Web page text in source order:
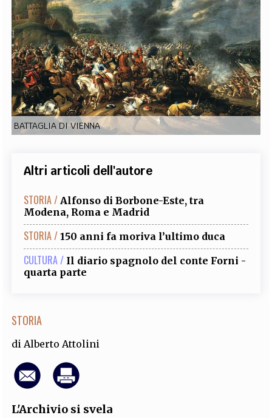
TEAM
FILODIRITTO REDAZIONE COMITATO SCIENTIFICO AUTORI CURATORI
FOTOGRAFI PARTNER COLLABORA CON NOI
EXTRA
CODICI RUBRICHE LIBRI PROCEEDINGS PUBBLICITÀ CONTATTI
SOCIAL MEDIA
BATTAGLIA DI VIENNA
Altri articoli dell'autore
STORIA / Alfonso di Borbone-Este, tra
Modena, Roma e Madrid
STORIA / 150 anni fa moriva l’ultimo duca
CULTURA / Il diario spagnolo del conte Forni -
quarta parte
STORIA
di Alberto Attolini
L'Archivio si svela